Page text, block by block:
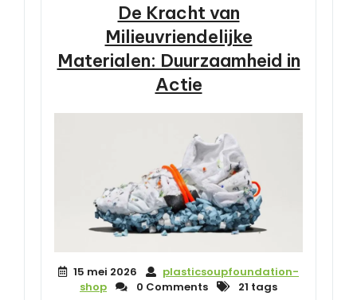
De Kracht van
Milieuvriendelijke
Materialen: Duurzaamheid in
Actie
15 mei 2026
plasticsoupfoundation-
shop
0 Comments 21 tags